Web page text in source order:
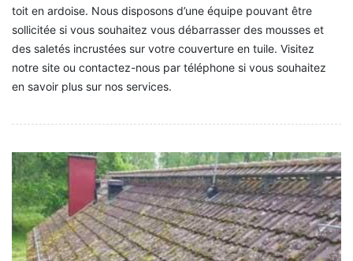
toit en ardoise. Nous disposons d’une équipe pouvant être
sollicitée si vous souhaitez vous débarrasser des mousses et
des saletés incrustées sur votre couverture en tuile. Visitez
notre site ou contactez-nous par téléphone si vous souhaitez
en savoir plus sur nos services.